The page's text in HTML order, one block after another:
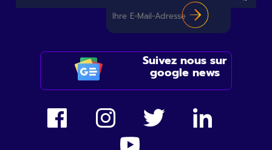
Suivez nous sur
google news